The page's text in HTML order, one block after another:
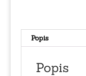
Popis
Popis